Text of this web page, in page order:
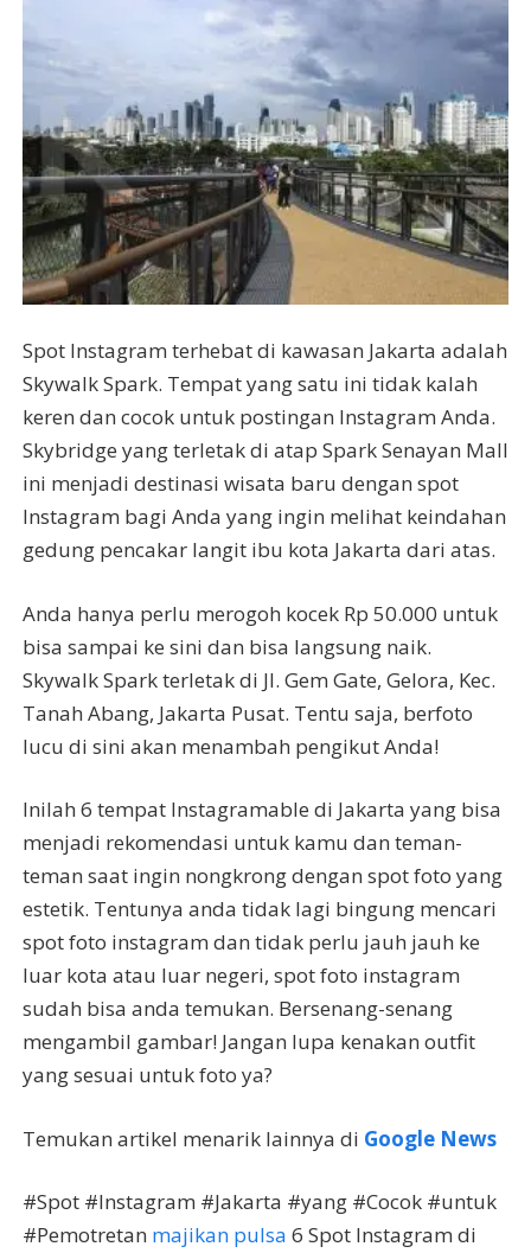
Spot Instagram terhebat di kawasan Jakarta adalah
Skywalk Spark. Tempat yang satu ini tidak kalah
keren dan cocok untuk postingan Instagram Anda.
Skybridge yang terletak di atap Spark Senayan Mall
ini menjadi destinasi wisata baru dengan spot
Instagram bagi Anda yang ingin melihat keindahan
gedung pencakar langit ibu kota Jakarta dari atas.
Anda hanya perlu merogoh kocek Rp 50.000 untuk
bisa sampai ke sini dan bisa langsung naik.
Skywalk Spark terletak di Jl. Gem Gate, Gelora, Kec.
Tanah Abang, Jakarta Pusat. Tentu saja, berfoto
lucu di sini akan menambah pengikut Anda!
Inilah 6 tempat Instagramable di Jakarta yang bisa
menjadi rekomendasi untuk kamu dan teman-
teman saat ingin nongkrong dengan spot foto yang
estetik. Tentunya anda tidak lagi bingung mencari
spot foto instagram dan tidak perlu jauh jauh ke
luar kota atau luar negeri, spot foto instagram
sudah bisa anda temukan. Bersenang-senang
mengambil gambar! Jangan lupa kenakan outfit
yang sesuai untuk foto ya?
Temukan artikel menarik lainnya di Google News
#Spot #Instagram #Jakarta #yang #Cocok #untuk
#Pemotretan majikan pulsa 6 Spot Instagram di